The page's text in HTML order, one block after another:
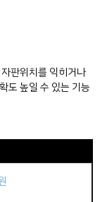
판위치를 익히거나
도 높일 수 있는 기능